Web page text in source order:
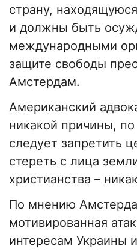
страну,
и должны быть
международными
защите свободы
Амстердам.
Американский
никакой причины,
следует запретить
стереть с лица
христианства –
По мнению
мотивированная
интересам Украины